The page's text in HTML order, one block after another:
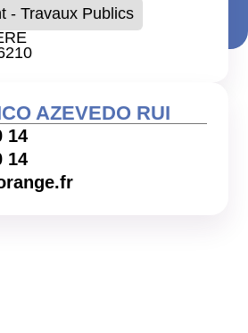
- Travaux Publics
AZEVEDO RUI
14
14